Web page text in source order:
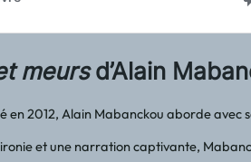
meursd’Alain
en 2012, Alain Mabanckou aborde avec
et une narration captivante,